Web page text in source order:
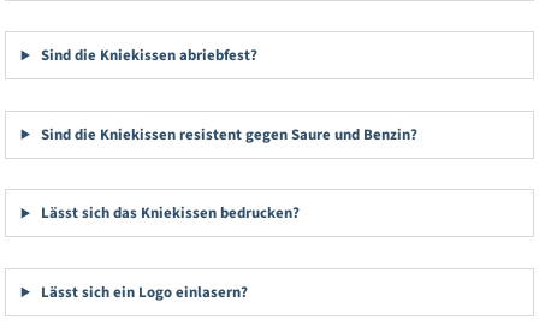
Sind die Kniekissen abriebfest?
Sind die Kniekissen resistent gegen Saure und Benzin?
Lässt sich das Kniekissen bedrucken?
Lässt sich ein Logo einlasern?